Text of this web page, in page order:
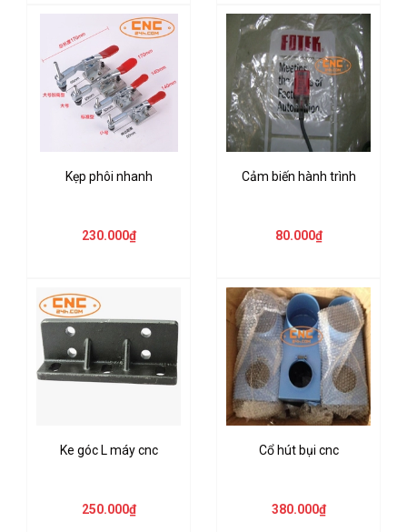
Kẹp phôi nhanh
230.000₫
Cảm biến hành trình
80.000₫
Ke góc L máy cnc
250.000₫
Cổ hút bụi cnc
380.000₫